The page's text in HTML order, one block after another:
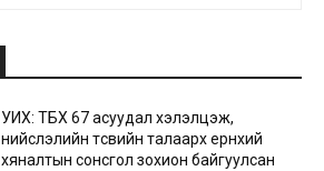
УИХ: ТБХ 67 асуудал хэлэлцэж,
нийслэлийн төсвийн талаарх ерөнхий
хяналтын сонсгол зохион байгуулсан